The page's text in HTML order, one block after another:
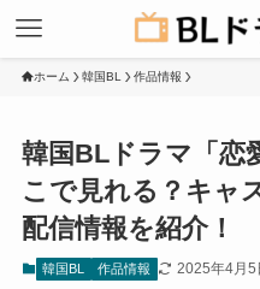
ホーム 韓国BL 作品情報
韓国BLドラマ「恋
こで見れる？キャ
配信情報を紹介！
韓国BL 作品情報 2025年4月5